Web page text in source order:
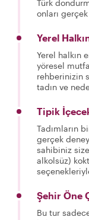
Türk
onları
Yerel
Yerel halkın
yöresel
rehberinizin
tadın ve
Tipik
Tadımların
gerçek
sahibiniz
alkolsüz)
Şehir Öne
Bu tur